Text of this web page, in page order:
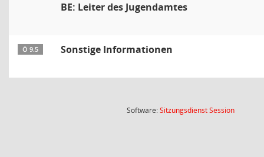
BE: Leiter des Jugendamtes
Ö 9.5 Sonstige Informationen
Software:SitzungsdienstSession(Wird in